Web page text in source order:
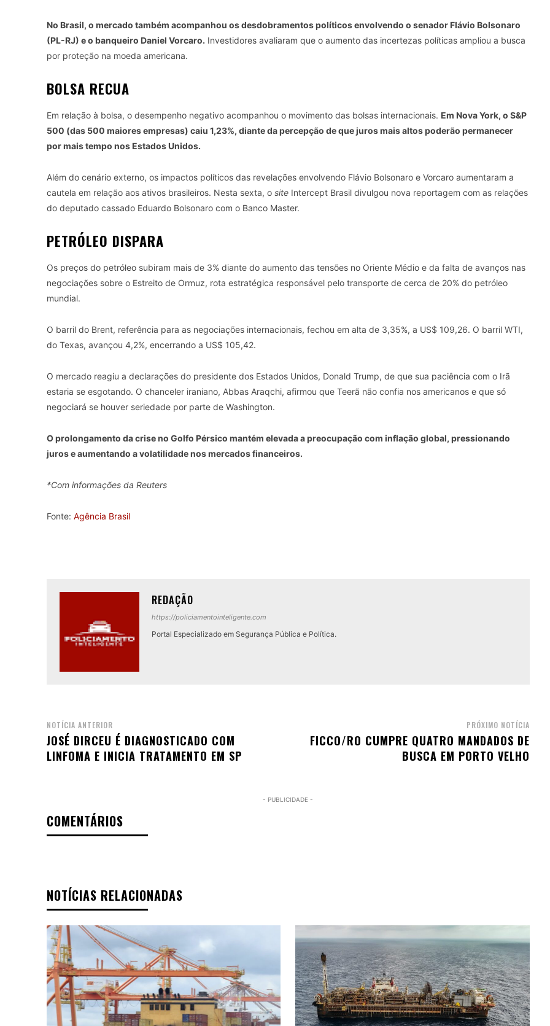
No Brasil, o mercado também acompanhou os desdobramentos políticos envolvendo o senador Flávio Bolsonaro
(PL-RJ) e o banqueiro Daniel Vorcaro. Investidores avaliaram que o aumento das incertezas políticas ampliou a busca
por proteção na moeda americana.
BOLSA RECUA
Em relação à bolsa, o desempenho negativo acompanhou o movimento das bolsas internacionais. Em Nova York, o S&P
500 (das 500 maiores empresas) caiu 1,23%, diante da percepção de que juros mais altos poderão permanecer
por mais tempo nos Estados Unidos.
Além do cenário externo, os impactos políticos das revelações envolvendo Flávio Bolsonaro e Vorcaro aumentaram a
cautela em relação aos ativos brasileiros. Nesta sexta, o site Intercept Brasil divulgou nova reportagem com as relações
do deputado cassado Eduardo Bolsonaro com o Banco Master.
PETRÓLEO DISPARA
Os preços do petróleo subiram mais de 3% diante do aumento das tensões no Oriente Médio e da falta de avanços nas
negociações sobre o Estreito de Ormuz, rota estratégica responsável pelo transporte de cerca de 20% do petróleo
mundial.
O barril do Brent, referência para as negociações internacionais, fechou em alta de 3,35%, a US$ 109,26. O barril WTI,
do Texas, avançou 4,2%, encerrando a US$ 105,42.
O mercado reagiu a declarações do presidente dos Estados Unidos, Donald Trump, de que sua paciência com o Irã
estaria se esgotando. O chanceler iraniano, Abbas Araqchi, afirmou que Teerã não confia nos americanos e que só
negociará se houver seriedade por parte de Washington.
O prolongamento da crise no Golfo Pérsico mantém elevada a preocupação com inflação global, pressionando
juros e aumentando a volatilidade nos mercados financeiros.
*Com informações da Reuters
Fonte: Agência Brasil
REDAÇÃO
https://policiamentointeligente.com
Portal Especializado em Segurança Pública e Política.
NOTÍCIA ANTERIOR
JOSÉ DIRCEU É DIAGNOSTICADO COM
LINFOMA E INICIA TRATAMENTO EM SP
PRÓXIMO NOTÍCIA
FICCO/RO CUMPRE QUATRO MANDADOS DE
BUSCA EM PORTO VELHO
- PUBLICIDADE -
COMENTÁRIOS
NOTÍCIAS RELACIONADAS